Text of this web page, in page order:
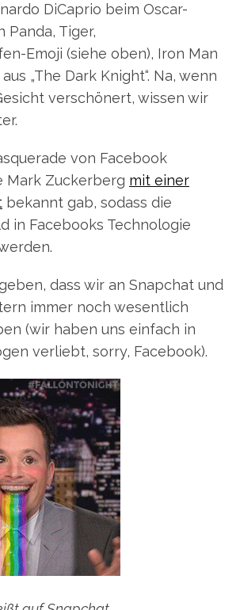
DiCaprio beim Oscar-
Panda, Tiger,
Emoji (siehe oben), Iron Man
„The Dark Knight“. Na, wenn
verschönert, wissen wir
von Facebook
Mark Zuckerberg mit einer
bekannt gab, sodass die
in Facebooks Technologie
dass wir an Snapchat und
immer noch wesentlich
(wir haben uns einfach in
verliebt, sorry, Facebook).